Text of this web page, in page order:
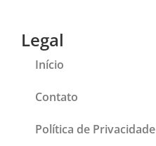
Legal
Início
Contato
Política de Privacidade